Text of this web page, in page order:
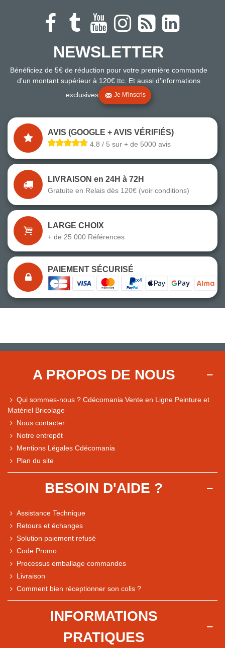
Comparaison des performances du magasin
Express, Chez vous, Point relais, Retrait magasin
NEWSLETTER
Bénéficiez de 5€ de réduction pour votre première commande
d'un montant supérieur à 120€ ttc. Et aussi d'informations
exclusives
Je M'inscris
AVIS (GOOGLE + AVIS VÉRIFIÉS)
4.8 / 5 sur + de 5000 avis
LIVRAISON en 24H à 72H
Gratuite en Relais dès 120€ (voir conditions)
LARGE CHOIX
+ de 25 000 Références
PAIEMENT SÉCURISÉ
A PROPOS DE NOUS
Qui sommes-nous ? Cdécomania Vente en Ligne Peinture et
Matériel Bricolage
Nous contacter
Notre entrepôt
Mentions Légales Cdécomania
Plan du site
BESOIN D'AIDE ?
Assistance Technique
Retours et échanges
Solution paiement refusé
Code Promo
Processus emballage commandes
Livraison
Comment bien réceptionner son colis ?
INFORMATIONS
PRATIQUES